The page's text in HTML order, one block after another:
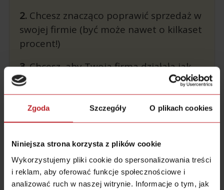
Zgoda Szczegóły O plikach cookies
Niniejsza strona korzysta z plików cookie
Wykorzystujemy pliki cookie do spersonalizowania treści
i reklam, aby oferować funkcje społecznościowe i
analizować ruch w naszej witrynie. Informacje o tym, jak
2. Chcesz znacząco poprawić sprzedaż w
swojej firmie (być może nawet o kilkaset
procent!)
3.Chcesz, aby Twoja firma działała jak
dobrze naoliwiona maszyna
» KLIKNIJ TUTAJ I ZOBACZ
INNE MATERIAŁY«
.